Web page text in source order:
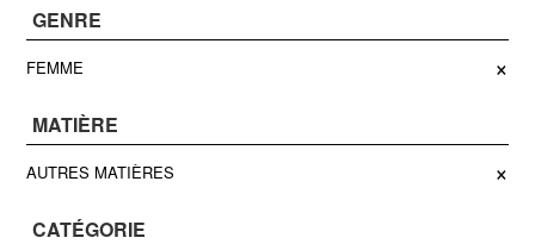
GENRE
FEMME ×
MATIÈRE
AUTRES MATIÈRES ×
CATÉGORIE